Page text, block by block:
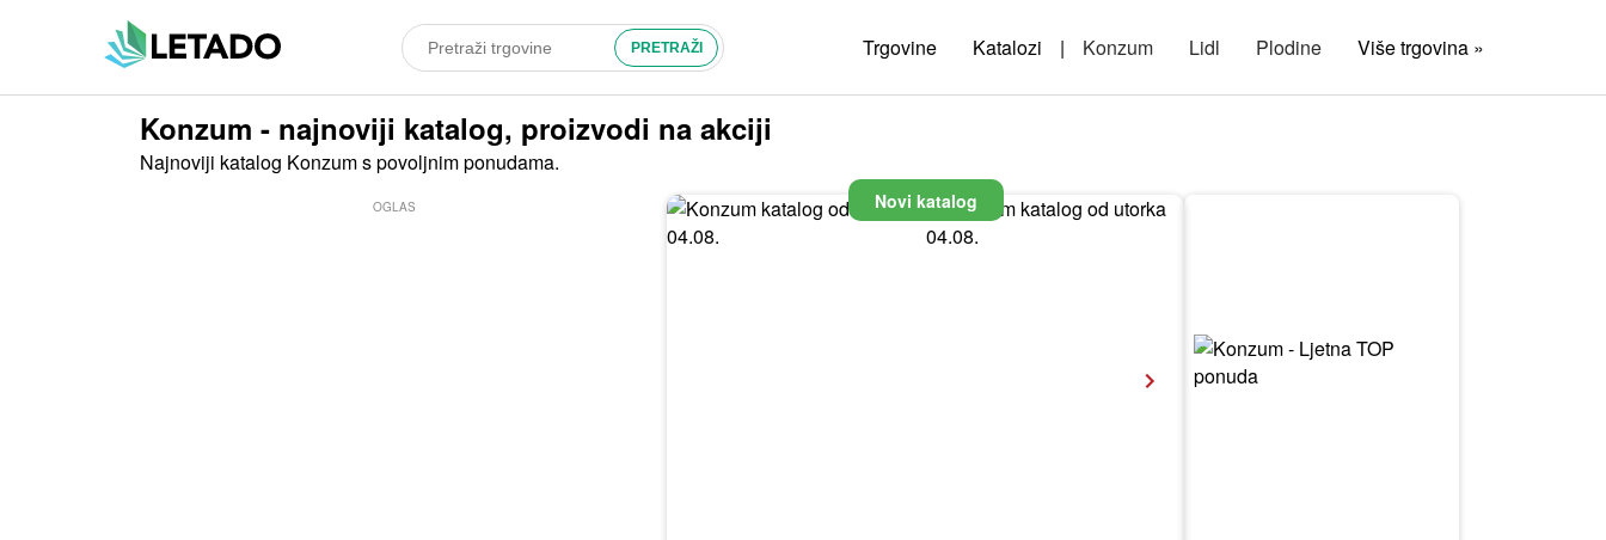
Trgovine Katalozi | Konzum Lidl Plodine Više trgovina »
Konzum - najnoviji katalog, proizvodi na akciji
Najnoviji katalog Konzum s povoljnim ponudama.
OGLAS Novi katalog